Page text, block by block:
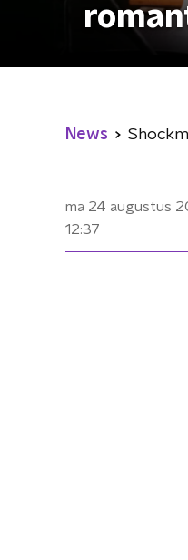
News
ma 24 augustus
12:37